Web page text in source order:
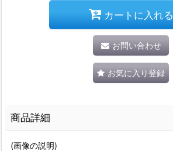
カートに入れる
お問い合わせ
お気に入り登録
商品詳細
(画像の説明)